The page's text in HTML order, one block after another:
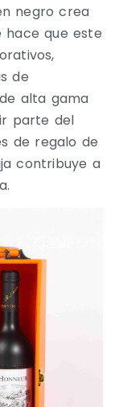
negro crea
hace que este
de
alta gama
parte del
de regalo de
contribuye a